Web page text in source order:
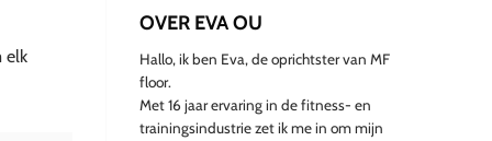
elk
OVER EVA OU
Hallo, ik ben Eva, de oprichtster van MF
floor.
Met 16 jaar ervaring in de fitness- en
trainingsindustrie zet ik me in om mijn